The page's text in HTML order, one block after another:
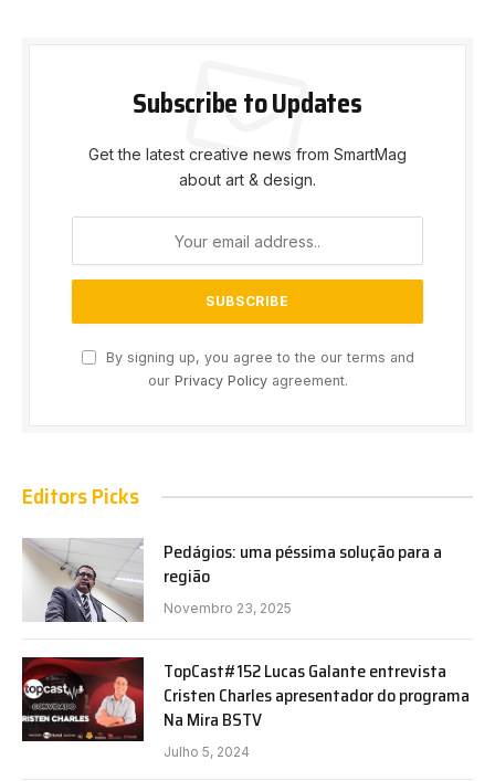
Subscribe to Updates
Get the latest creative news from SmartMag
about art & design.
By signing up, you agree to the our terms and
our Privacy Policyagreement.
Editors Picks
Pedágios: uma péssima solução para a
região
Novembro 23, 2025
TopCast#152 Lucas Galante entrevista
Cristen Charles apresentador do programa
Na Mira BSTV
Julho 5, 2024